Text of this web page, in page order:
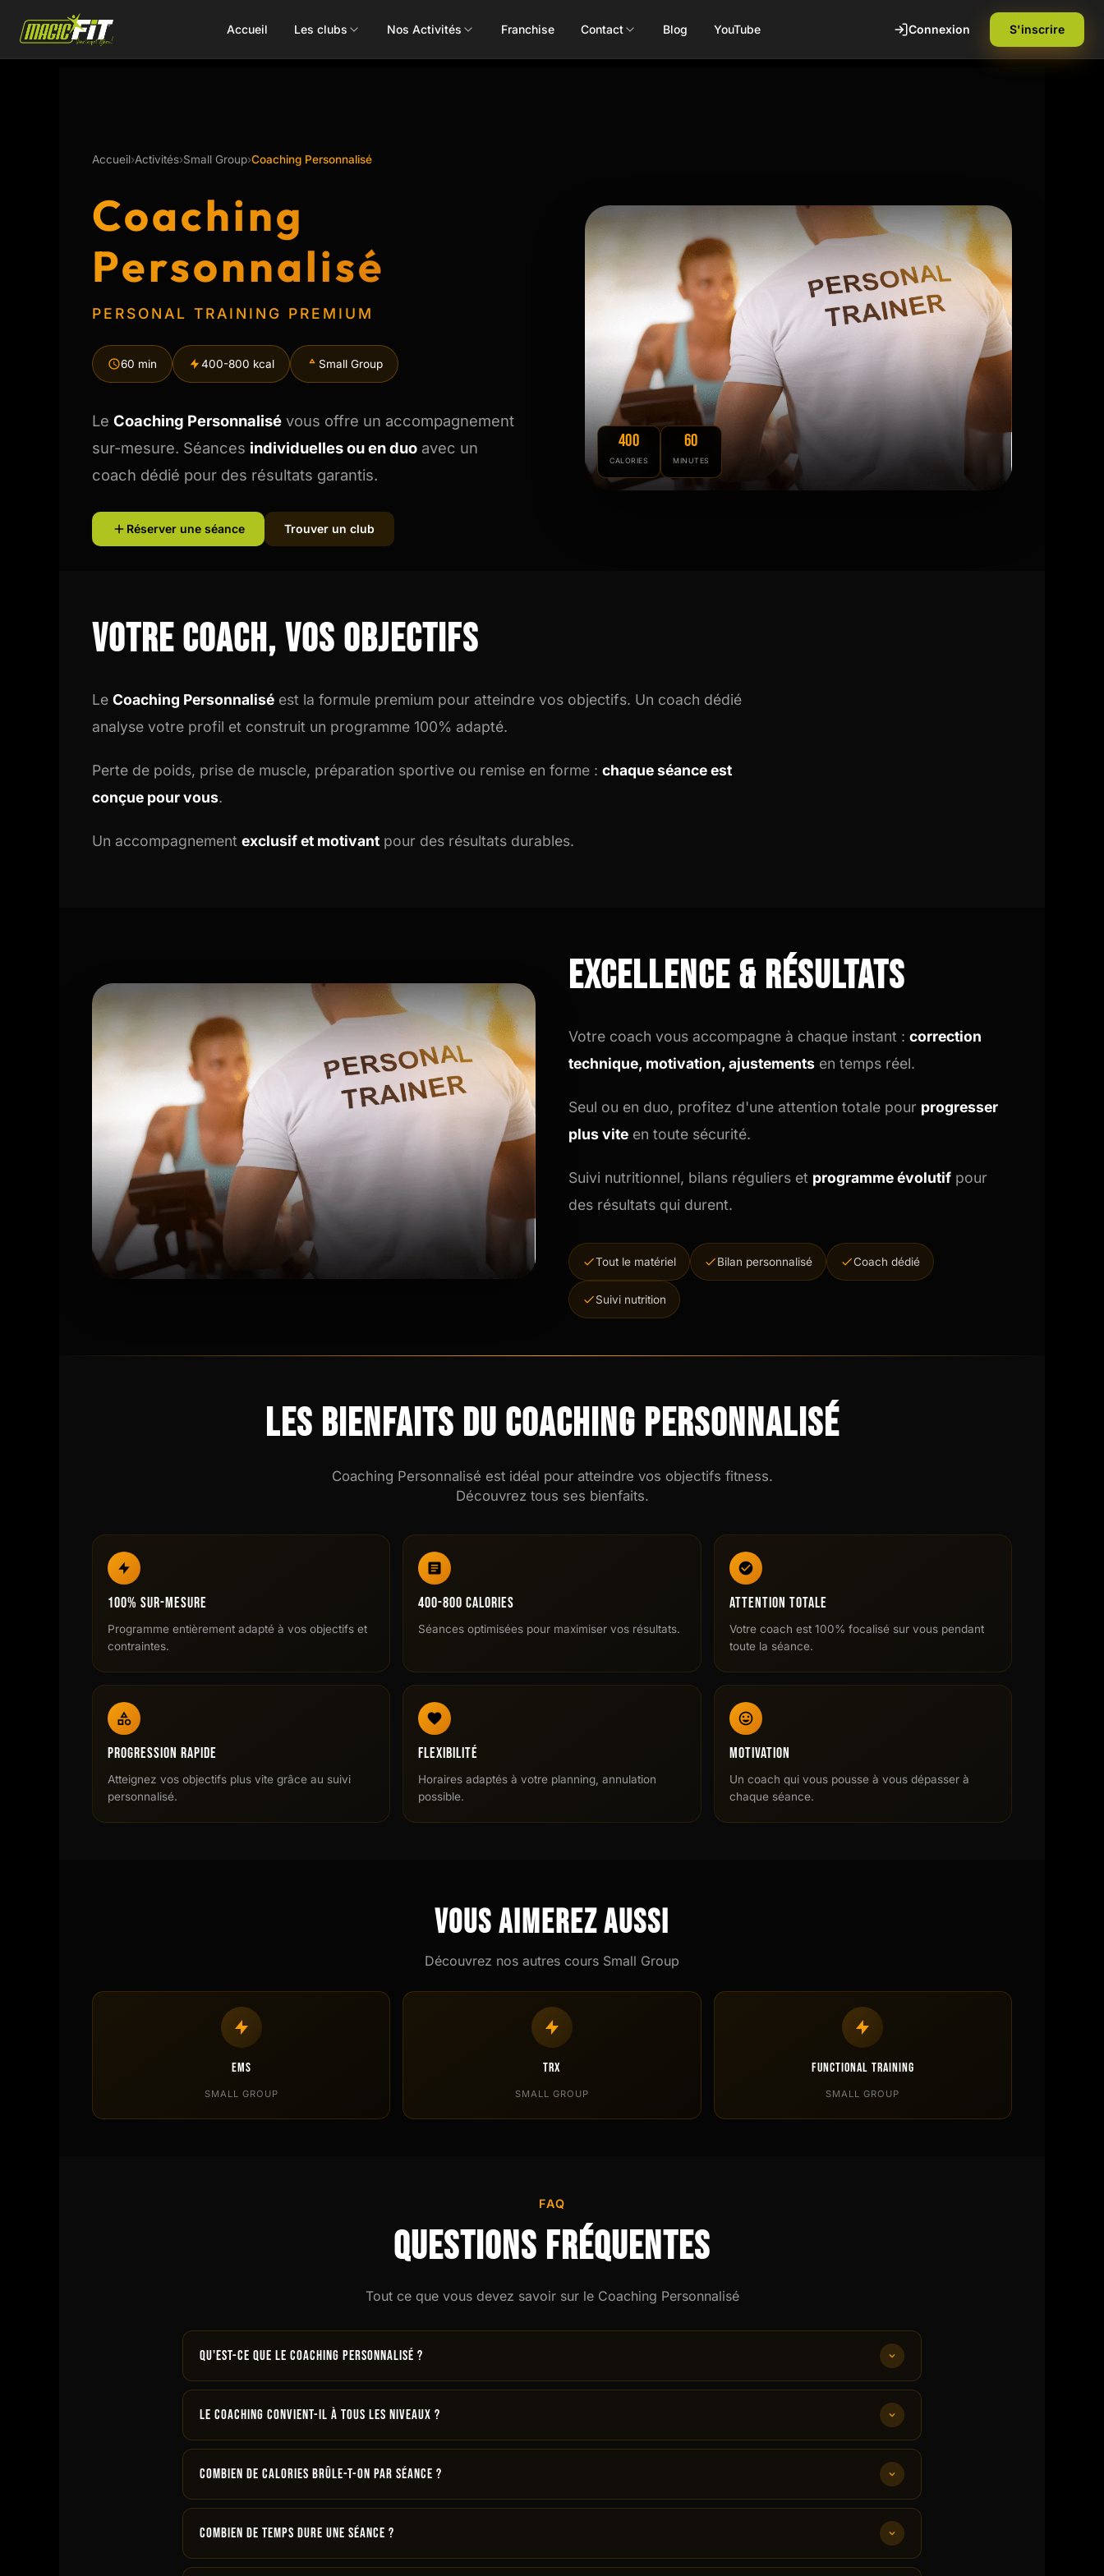
Accueil Les clubs Nos Activités
collectifs
Renforcement
Danse
Cardio
Perso
EMS
Body Attack
RPM
Massages
Nutritionniste
Ostéopathe
Fitness Kids
Zumba Kids
Danse Kids
Boxe Kids
1ère séance offerte
Découvrez nos installations et rencontrez
nos coachs diplômés d'état. Sans
Franchise Contact Blog YouTube Connexion S'inscrire
Accueil›Activités›Small Group›Coaching Personnalisé
Coaching
Personnalisé
PERSONAL TRAINING PREMIUM
60 min 400-800 kcal Small Group
Le Coaching Personnalisé vous offre un accompagnement
sur-mesure. Séances individuelles ou en duo avec un
coach dédié pour des résultats garantis.
Réserver une séance Trouver un club
400
CALORIES
60
MINUTES
Votre coach, vos objectifs
Le Coaching Personnalisé est la formule premium pour atteindre vos objectifs. Un coach dédié
analyse votre profil et construit un programme 100% adapté.
Perte de poids, prise de muscle, préparation sportive ou remise en forme : chaque séance est
conçue pour vous.
Un accompagnement exclusif et motivant pour des résultats durables.
Excellence & résultats
Votre coach vous accompagne à chaque instant : correction
technique, motivation, ajustements en temps réel.
Seul ou en duo, profitez d'une attention totale pour progresser
plus vite en toute sécurité.
Suivi nutritionnel, bilans réguliers et programme évolutif pour
des résultats qui durent.
Tout le matériel Bilan personnalisé Coach dédié
Suivi nutrition
Les bienfaits du Coaching Personnalisé
Coaching Personnalisé est idéal pour atteindre vos objectifs fitness.
Découvrez tous ses bienfaits.
100% Sur-Mesure
Programme entièrement adapté à vos objectifs et
contraintes.
400-800 Calories
Séances optimisées pour maximiser vos résultats.
Attention Totale
Votre coach est 100% focalisé sur vous pendant
toute la séance.
Progression Rapide
Atteignez vos objectifs plus vite grâce au suivi
personnalisé.
Flexibilité
Horaires adaptés à votre planning, annulation
possible.
Motivation
Un coach qui vous pousse à vous dépasser à
chaque séance.
Vous aimerez aussi
Découvrez nos autres cours Small Group
EMS
SMALL GROUP
TRX
SMALL GROUP
Functional Training
SMALL GROUP
FAQ
Questions fréquentes
Tout ce que vous devez savoir sur le Coaching Personnalisé
Qu'est-ce que le Coaching Personnalisé ?
LeCoaching Personnaliséest un accompagnement individuel avec un coach dédié qui crée un programme sur-
mesure pour vos objectifs.Voir tous les cours Small Group →
Le coaching convient-il à tous les niveaux ?
Oui, le coaching s'adapte à100% à votre niveau, que vous soyez débutant total ou sportif confirmé.Réserver ma 1ère
séance →
Combien de calories brûle-t-on par séance ?
Selon votre programme, vous pouvez brûler400 à 800 caloriespar séance de 60 minutes.Les bienfaits d'un
abonnement →
Combien de temps dure une séance ?
Les séances de coaching durent60 minutes, incluant échauffement et retour au calme.Voir le planning des séances